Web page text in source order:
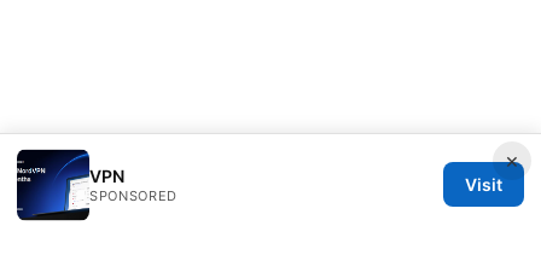
×
VPN
SPONSORED
Visit